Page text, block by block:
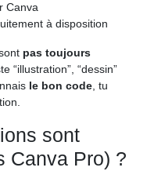
Canva
à disposition
pas toujours
“illustration”, “dessin”
le bon code , tu
sont
Canva Pro) ?